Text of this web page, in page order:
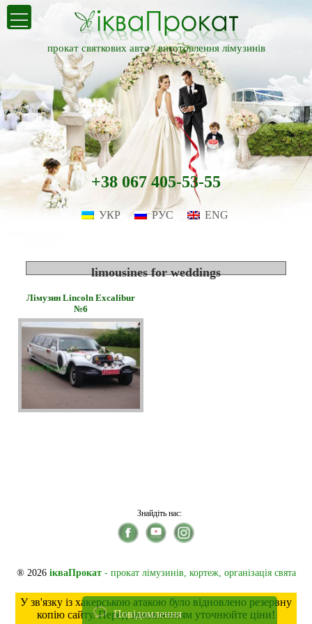
прокат святкових авто /виготовлення лімузинів
+38 067 405-53-55
УКР РУС ENG
limousines for weddings
Лімузин Lincoln Excalibur
№6
Знайдіть нас:
® 2026 ікваПрокат- прокат лімузинів, кортеж, організація свята
У зв'язку із хакерською атакою було відновлено резервну
копію сайту. Перед замовленням уточнюйте ціни!
Повідомлення